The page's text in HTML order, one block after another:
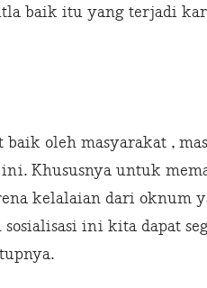
baik itu yang terjadi
oleh masyarakat ,
ini. Khususnya untuk
kelalaian dari oknum
ini kita dapat